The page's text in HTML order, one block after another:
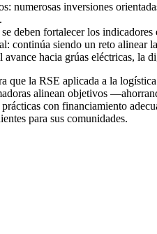
numerosas inversiones
deben fortalecer los
continúa siendo un reto alinear
hacia grúas eléctricas, la
que la RSE aplicada a la
alinean objetivos
con financiamiento
para sus comunidades.